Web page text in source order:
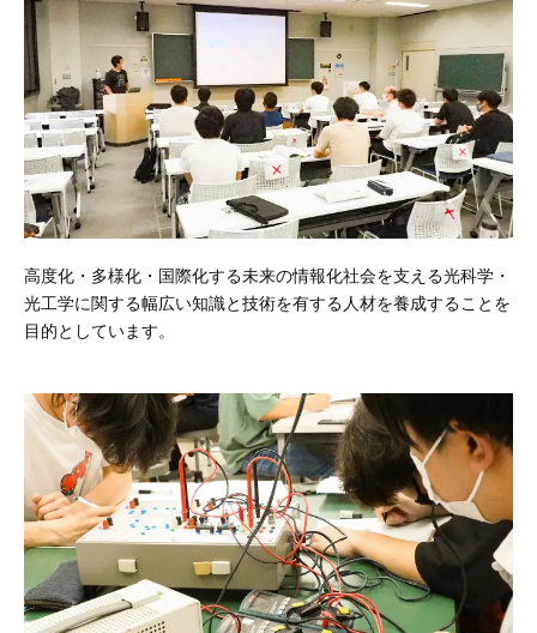
高度化・多様化・国際化する未来の情報化社会を支える光科学・
光工学に関する幅広い知識と技術を有する人材を養成することを
目的としています。